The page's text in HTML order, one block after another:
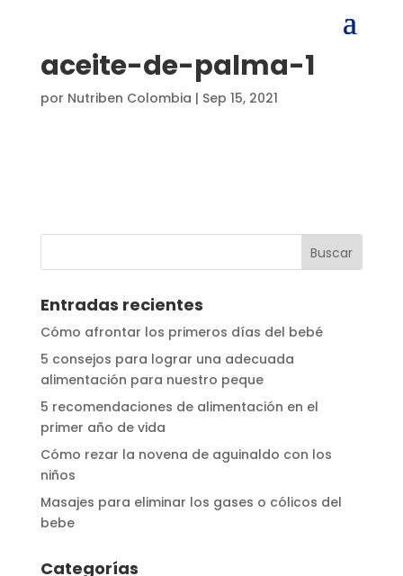
aceite-de-palma-1
por Nutriben Colombia | Sep 15, 2021
Entradas recientes
Cómo afrontar los primeros días del bebé
5 consejos para lograr una adecuada
alimentación para nuestro peque
5 recomendaciones de alimentación en el
primer año de vida
Cómo rezar la novena de aguinaldo con los
niños
Masajes para eliminar los gases o cólicos del
bebe
Categorías